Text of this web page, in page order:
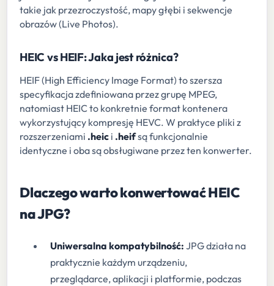
takie jak przezroczystość, mapy głębi i sekwencje
obrazów (Live Photos).
HEIC vs HEIF: Jaka jest różnica?
HEIF (High Efficiency Image Format) to szersza
specyfikacja zdefiniowana przez grupę MPEG,
natomiast HEIC to konkretnie format kontenera
wykorzystujący kompresję HEVC. W praktyce pliki z
rozszerzeniami .heic i .heifsą funkcjonalnie
identyczne i oba są obsługiwane przez ten konwerter.
Dlaczego warto konwertować HEIC
na JPG?
Uniwersalna kompatybilność: JPG działa na
praktycznie każdym urządzeniu,
przeglądarce, aplikacji i platformie, podczas